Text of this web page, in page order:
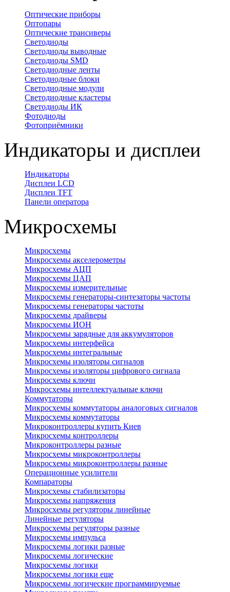
Оптические приборы
Оптопары
Оптические трансиверы
Светодиоды
Светодиоды выводные
Светодиоды SMD
Светодиодные ленты
Светодиодные блоки
Светодиодные модули
Светодиодные кластеры
Светодиоды ИК
Фотодиоды
Фотоприёмники
Индикаторы и дисплеи
Индикаторы
Дисплеи LCD
Дисплеи TFT
Панели оператора
Микросхемы
Микросхемы
Микросхемы акселерометры
Микросхемы АЦП
Микросхемы ЦАП
Микросхемы измерительные
Микросхемы генераторы-синтезаторы частоты
Микросхемы генераторы частоты
Микросхемы драйверы
Микросхемы ИОН
Микросхемы зарядные для аккумуляторов
Микросхемы интерфейса
Микросхемы интегральные
Микросхемы изоляторы сигналов
Микросхемы изоляторы цифрового сигнала
Микросхемы ключи
Микросхемы интеллектуальные ключи
Коммутаторы
Микросхемы коммутаторы аналоговых сигналов
Микросхемы коммутаторы
Микроконтроллеры купить Киев
Микросхемы контроллеры
Микроконтроллеры разные
Микросхемы микроконтроллеры
Микросхемы микроконтроллеры разные
Операционные усилители
Компараторы
Микросхемы стабилизаторы
Микросхемы напряжения
Микросхемы регуляторы линейные
Линейные регуляторы
Микросхемы регуляторы разные
Микросхемы импульса
Микросхемы логики разные
Микросхемы логические
Микросхемы логики
Микросхемы логики еще
Микросхемы логические программируемые